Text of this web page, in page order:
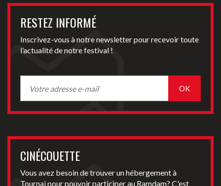
RESTEZ INFORMÉ
Inscrivez-vous à notre newsletter pour recevoir toute
l’actualité de notre festival !
CINÉCOUETTE
Vous avez besoin de trouver un hébergement à
Tournai pour pouvoir participer au Ramdam? C'est